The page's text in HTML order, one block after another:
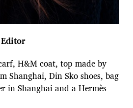
H&M coat, top made by
Shanghai, Din Sko shoes, bag
in Shanghai and a Hermès